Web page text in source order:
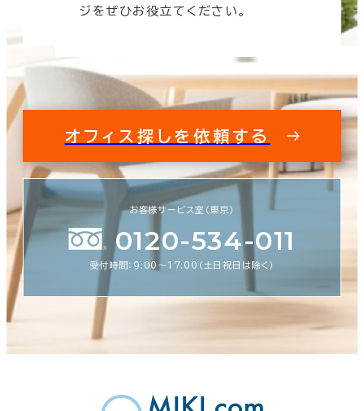
ジをぜひお役立てください。
オフィス探しを依頼する
お客様サービス室（東京）
0120-534-011
受付時間：9:00〜17:00（土日祝日は除く）